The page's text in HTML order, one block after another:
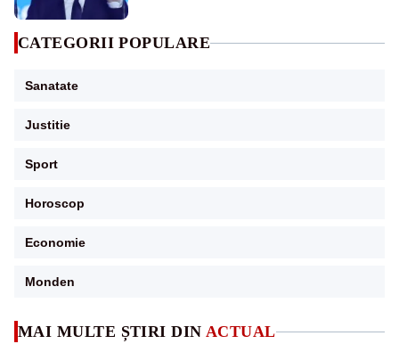
MAI MULTE ȘTIRI DIN ACTUAL
CATEGORII POPULARE
Sanatate
Justitie
Sport
Horoscop
Economie
Monden